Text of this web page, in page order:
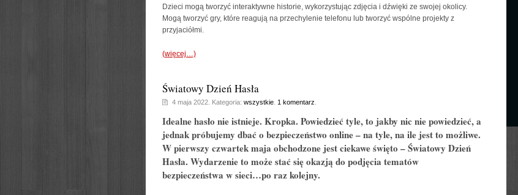
Dzieci mogą tworzyć interaktywne historie, wykorzystując zdjęcia i dźwięki ze swojej okolicy.
Mogą tworzyć gry, które reagują na przechylenie telefonu lub tworzyć wspólne projekty z
przyjaciółmi.
(więcej…)
Światowy Dzień Hasła
4 maja 2022. Kategoria: wszystkie. 1 komentarz
Idealne hasło nie istnieje. Kropka. Powiedzieć tyle, to jakby nic nie powiedzieć, a
jednak próbujemy dbać o bezpieczeństwo online – na tyle, na ile jest to możliwe.
W pierwszy czwartek maja obchodzone jest ciekawe święto – Światowy Dzień
Hasła. Wydarzenie to może stać się okazją do podjęcia tematów
bezpieczeństwa w sieci…po raz kolejny.